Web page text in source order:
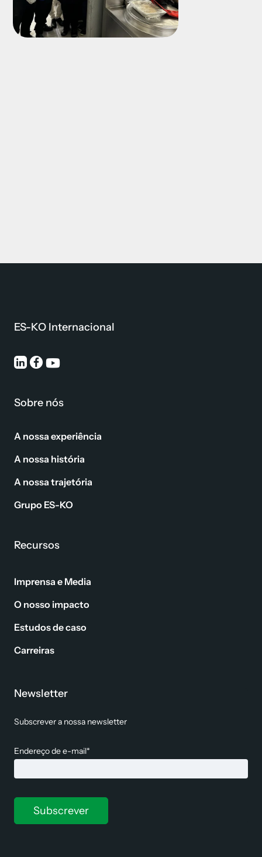
ES-KO Internacional
Sobre nós
A nossa experiência
A nossa história
A nossa trajetória
Grupo ES-KO
Recursos
Imprensa e Media
O nosso impacto
Estudos de caso
Carreiras
Newsletter
Subscrever a nossa newsletter
Endereço de e-mail*